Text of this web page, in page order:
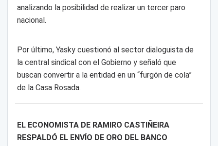
analizando la posibilidad de realizar un tercer paro
nacional.
Por último, Yasky cuestionó al sector dialoguista de
la central sindical con el Gobierno y señaló que
buscan convertir a la entidad en un “furgón de cola”
de la Casa Rosada.
EL ECONOMISTA DE RAMIRO CASTIÑEIRA
RESPALDÓ EL ENVÍO DE ORO DEL BANCO